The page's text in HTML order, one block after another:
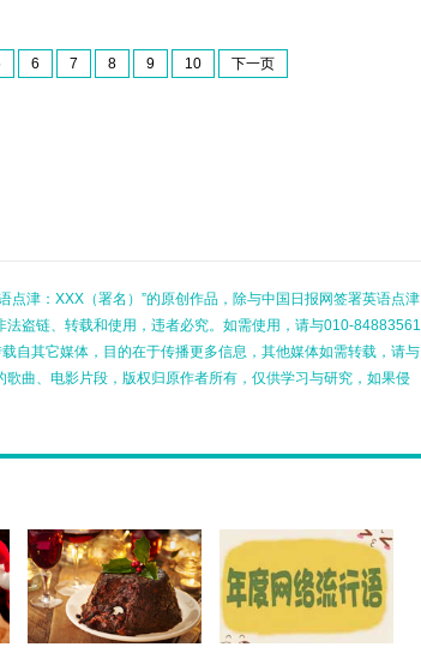
6 7 8 9 10 下一页
点津：XXX（署名）”的原创作品，除与中国日报网签署英语点津
盗链、转载和使用，违者必究。如需使用，请与010-84883561
自其它媒体，目的在于传播更多信息，其他媒体如需转载，请与
曲、电影片段，版权归原作者所有，仅供学习与研究，如果侵